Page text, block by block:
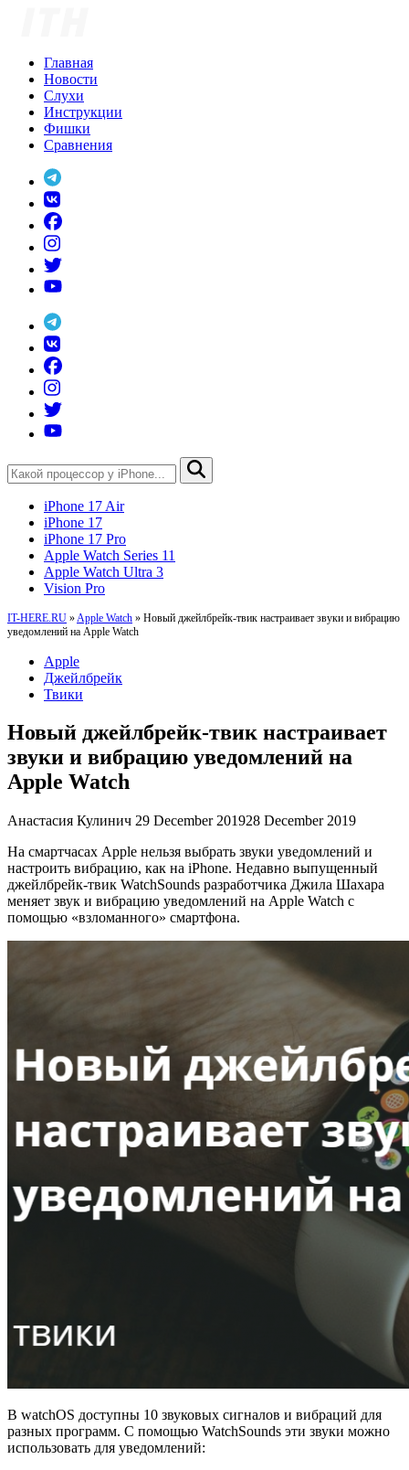
Главная
Новости
Слухи
Инструкции
Фишки
Сравнения
iPhone 17 Air
iPhone 17
iPhone 17 Pro
Apple Watch Series 11
Apple Watch Ultra 3
Vision Pro
IT-HERE.RU » Apple Watch » Новый джейлбрейк-твик настраивает звуки и вибрацию
уведомлений на Apple Watch
Apple
Джейлбрейк
Твики
Новый джейлбрейк-твик настраивает
звуки и вибрацию уведомлений на
Apple Watch
Анастасия Кулинич 29 December 201928 December 2019
На смартчасах Apple нельзя выбрать звуки уведомлений и
настроить вибрацию, как на iPhone. Недавно выпущенный
джейлбрейк-твик WatchSounds разработчика Джила Шахара
меняет звук и вибрацию уведомлений на Apple Watch с
помощью «взломанного» смартфона.
В watchOS доступны 10 звуковых сигналов и вибраций для
разных программ. С помощью WatchSounds эти звуки можно
использовать для уведомлений: